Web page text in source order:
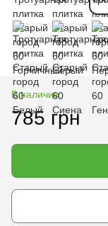
В наличии
785 грн